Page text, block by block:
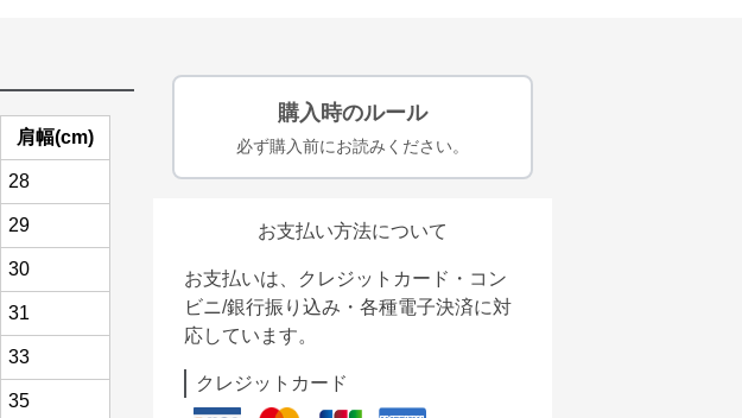
肩幅(cm)
28
29
30
31
33
35
購入時のルール
必ず購入前にお読みください。
お支払い方法について
お支払いは、クレジットカード・コン
ビニ/銀行振り込み・各種電子決済に対
応しています。
クレジットカード